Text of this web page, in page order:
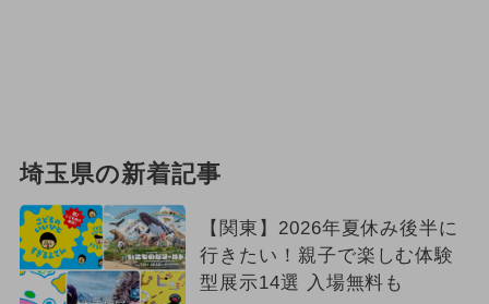
埼玉県の新着記事
【関東】2026年夏休み後半に
行きたい！親子で楽しむ体験
型展示14選 入場無料も